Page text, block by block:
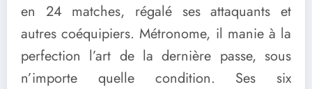
en 24 matches, régalé ses attaquants et
autres coéquipiers. Métronome, il manie à la
perfection l’art de la dernière passe, sous
n’importe quelle condition. Ses six